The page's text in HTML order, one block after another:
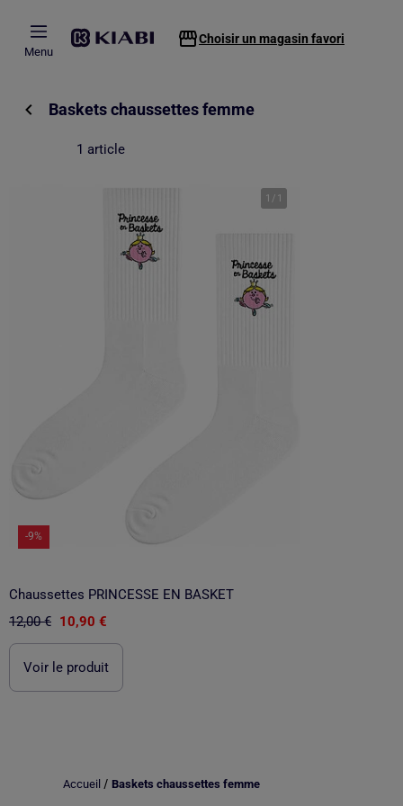
Menu
Choisir un magasin favori
Baskets chaussettes femme
1 article
1 / 1
-9%
Chaussettes PRINCESSE EN BASKET
12,00 € 10,90 €
Voir le produit
Accueil / Baskets chaussettes femme